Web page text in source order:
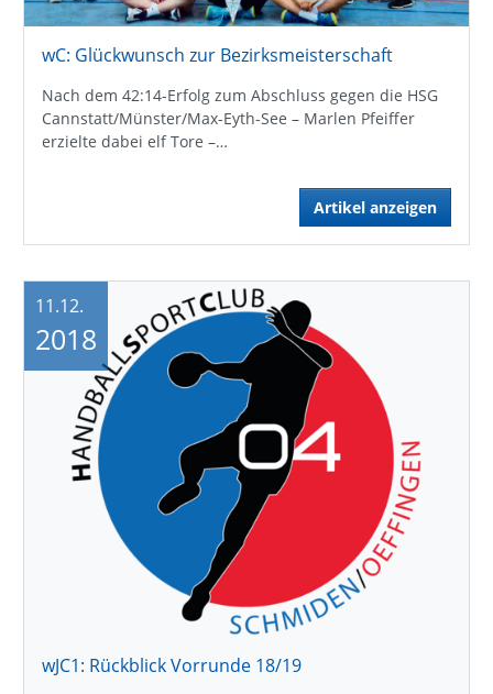
wC: Glückwunsch zur Bezirksmeisterschaft
Nach dem 42:14-Erfolg zum Abschluss gegen die HSG
Cannstatt/Münster/Max-Eyth-See – Marlen Pfeiffer
erzielte dabei elf Tore –…
Artikel anzeigen
wJC1: Rückblick Vorrunde 18/19
11.12.
2018